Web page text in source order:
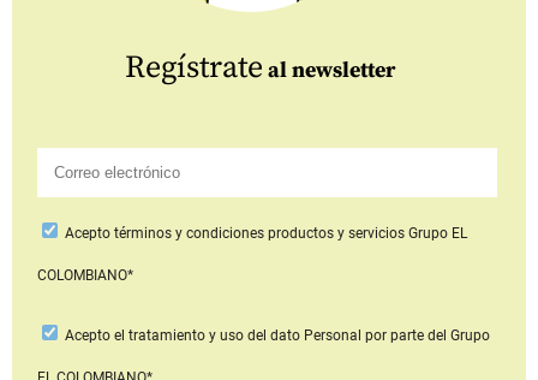
Regístrate al newsletter
Aceptotérminos y condiciones productos y serviciosGrupo EL
COLOMBIANO*
Acepto el tratamiento y uso del dato Personal por parte del Grupo